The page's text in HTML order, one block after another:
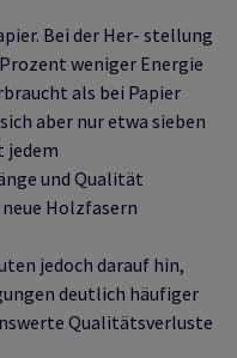
Bei der Her- stellung
weniger Energie
als bei Papier
aber nur etwa sieben
jedem
und Qualität
Holzfasern
jedoch darauf hin,
deutlich häufiger
Qualitätsverluste